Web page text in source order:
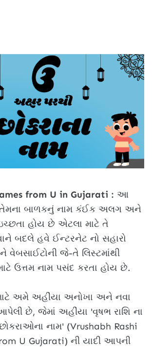
from U in Gujarati : આ
તેમના બાળકનું નામ કંઈક અલગ અને
હોય છે એટલા માટે તે
બદલે હવે ઈન્ટરનેટ નો સહારો
વેબસાઈટોની જે-તે લિસ્ટમાંથી
ઉત્તમ નામ પસંદ કરતા હોય છે.
અમે અહીંયા અનોખા અને નવા
આપેલી છે, જેમાં અહીંયા 'વૃષભ રાશિ ના
નામ' (Vrushabh Rashi
U Gujarati) ની યાદી આપની